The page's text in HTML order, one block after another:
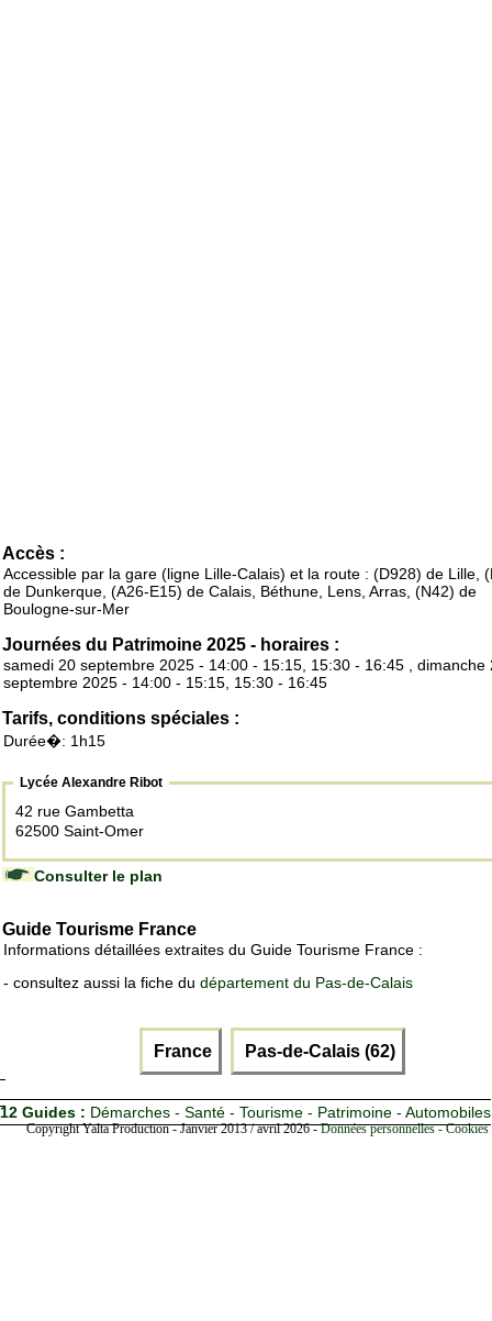
Accès :
Accessible par la gare (ligne Lille-Calais) et la route : (D928) de Lille,
de Dunkerque, (A26-E15) de Calais, Béthune, Lens, Arras, (N42) de
Boulogne-sur-Mer
Journées du Patrimoine 2025 - horaires :
samedi 20 septembre 2025 - 14:00 - 15:15, 15:30 - 16:45 , dimanche
septembre 2025 - 14:00 - 15:15, 15:30 - 16:45
Tarifs, conditions spéciales :
Durée�: 1h15
Lycée Alexandre Ribot
42 rue Gambetta
62500 Saint-Omer
Consulter le plan
Guide Tourisme France
Informations détaillées extraites du Guide Tourisme France :
- consultez aussi la fiche du département du Pas-de-Calais
France Pas-de-Calais (62)
12 Guides : Démarches - Santé - Tourisme - Patrimoine - Automobiles
Copyright Yalta Production - Janvier 2013 / avril 2026 -Données personnelles -